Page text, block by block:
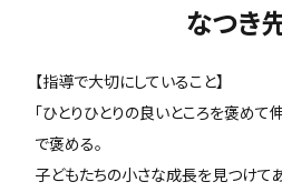
なつき
【指導で大切にしていること】
「ひとりひとりの良いところを褒め
で褒める。
子どもたちの小さな成長を見つけて